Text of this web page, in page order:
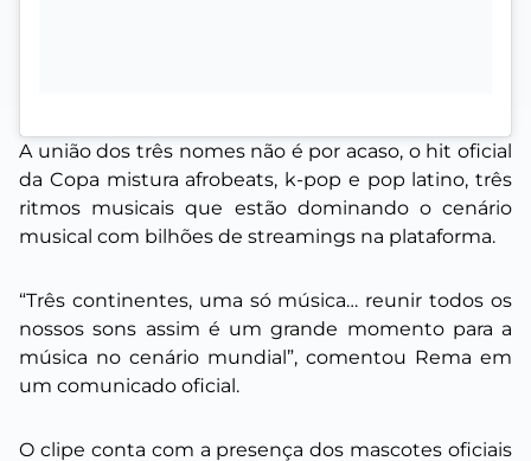
A união dos três nomes não é por acaso, o hit oficial
da Copa mistura afrobeats, k-pop e pop latino, três
ritmos musicais que estão dominando o cenário
musical com bilhões de streamings na plataforma.
“Três continentes, uma só música… reunir todos os
nossos sons assim é um grande momento para a
música no cenário mundial”, comentou Rema em
um comunicado oficial.
O clipe conta com a presença dos mascotes oficiais